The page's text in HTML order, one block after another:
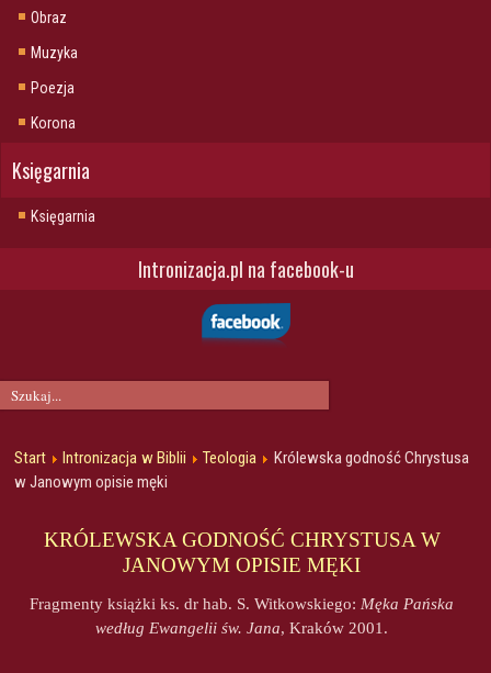
Obraz
Muzyka
Poezja
Korona
Księgarnia
Księgarnia
Intronizacja.pl na facebook-u
Start Intronizacja w Biblii Teologia
Królewska godność Chrystusa
w Janowym opisie męki
KRÓLEWSKA GODNOŚĆ CHRYSTUSA W
JANOWYM OPISIE MĘKI
Fragmenty książki ks. dr hab. S. Witkowskiego: Męka Pańska
według Ewangelii św. Jana, Kraków 2001.